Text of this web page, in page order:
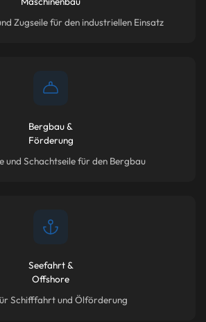
Zugseile für den industriellen Einsatz
Bergbau &
Förderung
und Schachtseile für den Bergbau
Seefahrt &
Offshore
Schifffahrt und Ölförderung